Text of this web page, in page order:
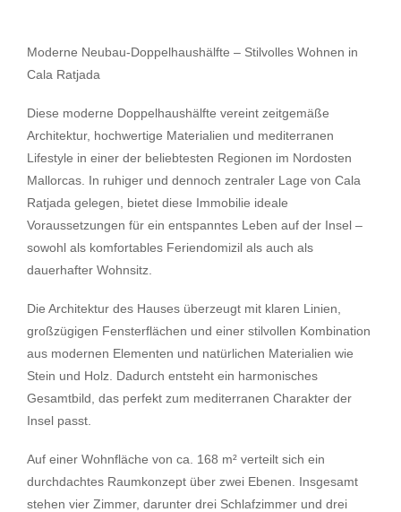
Moderne Neubau-Doppelhaushälfte – Stilvolles Wohnen in
Cala Ratjada
Diese moderne Doppelhaushälfte vereint zeitgemäße
Architektur, hochwertige Materialien und mediterranen
Lifestyle in einer der beliebtesten Regionen im Nordosten
Mallorcas. In ruhiger und dennoch zentraler Lage von Cala
Ratjada gelegen, bietet diese Immobilie ideale
Voraussetzungen für ein entspanntes Leben auf der Insel –
sowohl als komfortables Feriendomizil als auch als
dauerhafter Wohnsitz.
Die Architektur des Hauses überzeugt mit klaren Linien,
großzügigen Fensterflächen und einer stilvollen Kombination
aus modernen Elementen und natürlichen Materialien wie
Stein und Holz. Dadurch entsteht ein harmonisches
Gesamtbild, das perfekt zum mediterranen Charakter der
Insel passt.
Auf einer Wohnfläche von ca. 168 m² verteilt sich ein
durchdachtes Raumkonzept über zwei Ebenen. Insgesamt
stehen vier Zimmer, darunter drei Schlafzimmer und drei